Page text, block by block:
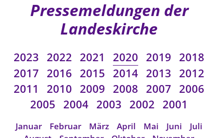
Pressemeldungen der
Landeskirche
2023 2022 2021 2020 2019
2018
2017
2016 2015 2014 2013
2012
2011
2010 2009 2008 2007
2006
2005
2004 2003 2002 2001
Januar Februar März April Mai Juni
Juli
Bischofsrat
Sprengel und Kirchenkreise der Landeskirche
Organigramm der Landeskirche
Beschwerdestellen
Konföderation evangelischer Kirchen in
Niedersachsen
Einrichtungen
AKTIONEN & TERMINE
KIRCHENEINTRITT
EVERMORE
TAUFE BIS TRAUER
KONFIRMATION
GLAUBE
10 Gebote
Vater unser
Gesangbuch
Liturgisches Kalenderblatt
Glocken
VERSTEHEN
Bibel
HILFE IM ALLTAG
MITMACHEN
ZUKUNFT
GESELLSCHAFT & LEBEN
Vielfalt
Hilfe für Geflüchtete
Bildung
FRIEDEN
Friedensethik
Friedensorte